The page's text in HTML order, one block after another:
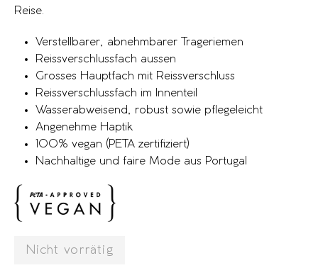
Reise.
Verstellbarer, abnehmbarer Trageriemen
Reissverschlussfach aussen
Grosses Hauptfach mit Reissverschluss
Reissverschlussfach im Innenteil
Wasserabweisend, robust sowie pflegeleicht
Angenehme Haptik
100% vegan (PETA zertifiziert)
Nachhaltige und faire Mode aus Portugal
Nicht vorrätig